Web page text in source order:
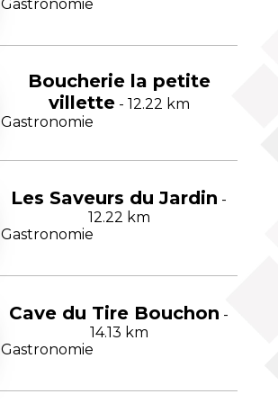
Gastronomie
Boucherie la petite
villette- 12.22 km
Gastronomie
Les Saveurs du Jardin -
12.22 km
Gastronomie
Cave du Tire Bouchon -
14.13 km
Gastronomie